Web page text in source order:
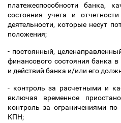
платежеспособности банка,
состояния учета и
деятельности, которые несут
положения;
- постоянный,
финансового состояния банка
и действий банка и/или его
- контроль за расчетными и
включая временное
контроль за ограничениями
КПН;